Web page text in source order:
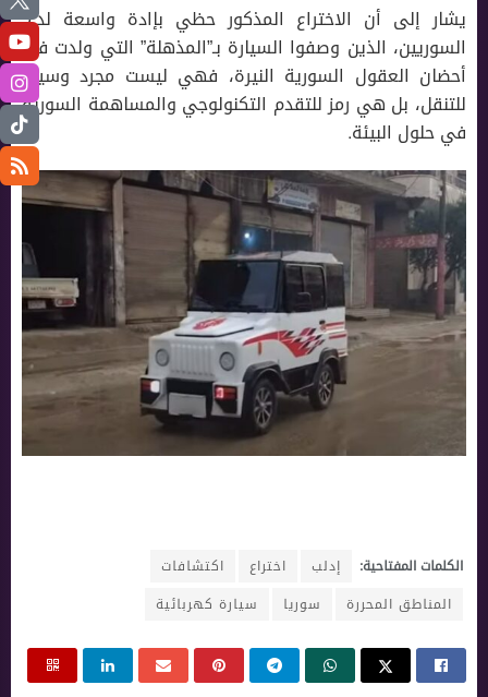
يشار إلى أن الاختراع المذكور حظي بإادة واسعة لدى
السوريين، الذين وصفوا السيارة بـ”المذهلة” التي ولدت في
أحضان العقول السورية النيرة، فهي ليست مجرد وسيلة
للتنقل، بل هي رمز للتقدم التكنولوجي والمساهمة السورية
في حلول البيئة.
الكلمات المفتاحية: إدلب اختراع
اكتشافات
المناطق المحررة
سوريا سيارة كهربائية